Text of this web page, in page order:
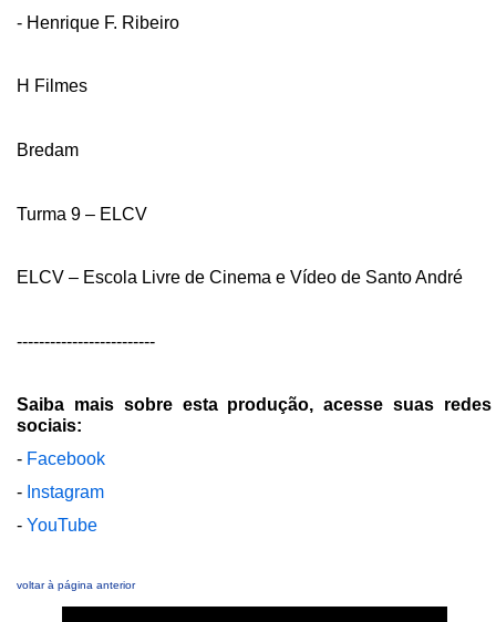
- Henrique F. Ribeiro
H Filmes
Bredam
Turma 9 – ELCV
ELCV – Escola Livre de Cinema e Vídeo de Santo André
-------------------------
Saiba mais sobre esta produção, acesse suas redes
sociais:
- Facebook
- Instagram
- YouTube
voltar à página anterior